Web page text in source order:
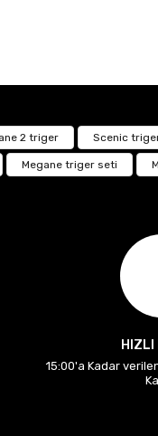
2 triger Scenic
Megane triger seti
HIZLI
15:00'a Kadar